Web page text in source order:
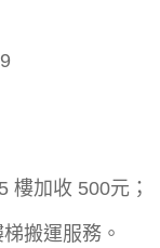
樓加收 500元；
搬運服務。